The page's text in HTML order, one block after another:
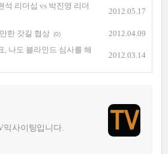
석 리더십 vs 박진영 리더
2012.05.17
한 갓길 협상 (0)
2012.04.09
, 나도 블라인드 심사를 해
2012.03.14
사이팅입니다.